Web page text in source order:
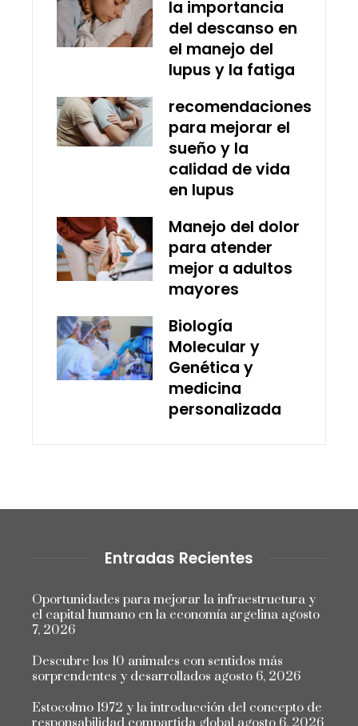
la importancia
del descanso en
el manejo del
lupus y la fatiga
recomendaciones
para mejorar el
sueño y la
calidad de vida
en lupus
Manejo del dolor
para atender
mejor a adultos
mayores
Biología
Molecular y
Genética y
medicina
personalizada
Entradas Recientes
Oportunidades para mejorar la infraestructura y
el capital humano en la economía argelina agosto
7, 2026
Descubre los 10 animales con sentidos más
sorprendentes y desarrollados agosto 6, 2026
Estocolmo 1972 y la introducción del concepto de
responsabilidad compartida global agosto 6, 2026